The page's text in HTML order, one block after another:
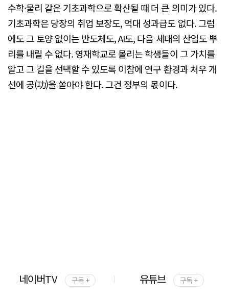
수학·물리 같은 기초과학으로 확산될 때 더 큰 의미가 있다.
기초과학은 당장의 취업 보장도, 억대 성과급도 없다. 그럼
에도 그 토양 없이는 반도체도, AI도, 다음 세대의 산업도 뿌
리를 내릴 수 없다. 영재학교로 몰리는 학생들이 그 가치를
알고 그 길을 선택할 수 있도록 이참에 연구 환경과 처우 개
선에 공(功)을 쏟아야 한다. 그건 정부의 몫이다.
네이버TV 구독 + 유튜브 구독 +